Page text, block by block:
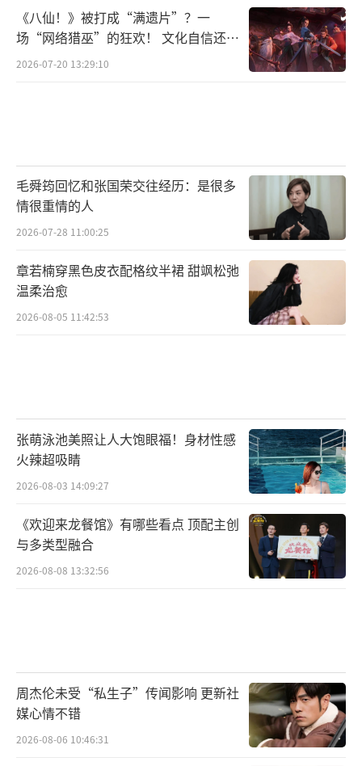
《八仙！》被打成“满遗片”？一
场“网络猎巫”的狂欢！ 文化自信还是
焦虑？
2026-07-20 13:29:10
毛舜筠回忆和张国荣交往经历：是很多
情很重情的人
2026-07-28 11:00:25
章若楠穿黑色皮衣配格纹半裙 甜飒松弛
温柔治愈
2026-08-05 11:42:53
张萌泳池美照让人大饱眼福！身材性感
火辣超吸睛
2026-08-03 14:09:27
《欢迎来龙餐馆》有哪些看点 顶配主创
与多类型融合
2026-08-08 13:32:56
周杰伦未受“私生子”传闻影响 更新社
媒心情不错
2026-08-06 10:46:31